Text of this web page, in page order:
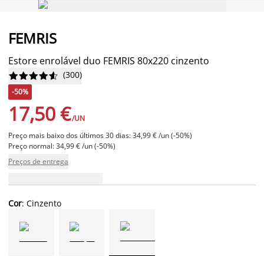
FEMRIS
Estore enrolável duo FEMRIS 80x220 cinzento





 (300)
-50%
17,50 €/UN
Preço mais baixo dos últimos 30 dias: 34,99 € /un (-50%)
Preço normal: 34,99 € /un (-50%)
Preços de entrega
Cor: Cinzento